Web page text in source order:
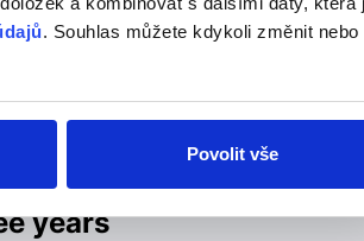
. Souhlas můžete kdykoli změnit nebo
Povolit vše
is around 20,000.Žije zde přibližně
His B) Its C) Their Zájmena už se
pro životné. His car - jeho auto, his
years